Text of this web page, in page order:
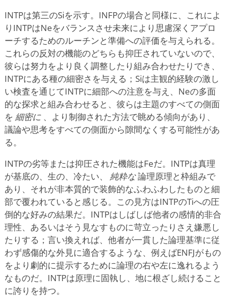
INTPは第三のSiを示す。INFPの場合と同様に、これによ
りINTPはNeをバランスさせ未来により思慮深くアプロ
ーチするためのルーチンと準備への評価を与えられる。
これらの反対の機能のどちらも抑圧されていないので、
彼らは努力をより良く調整したり組み合わせたりでき、
INTPにある種の細密さを与える；Siは主観的経験の激し
い検査を通じてINTPに細部への注意を与え、Neの多面
的な探求と組み合わせると、彼らは主題のすべての側面
を 細密に 、より制御された方法で眺める傾向があり、
議論や思考をすべての側面から隙間なくする可能性があ
る。
INTPの劣等または抑圧された機能はFeだ。INTPは真理
が基底の、生の、冷たい、
純粋な論理原理と枠組みで
あり、それが非本質的で装飾的なふわふわしたものと細
部で覆われていると感じる。この見方はINTPのTiへの圧
倒的な好みの結果だ。INTPはしばしば他者の感情的非合
理性、あるいはそう見なすものに苛立ったりさえ嫌悪し
たりする；言い換えれば、他者が一貫した論理基準に従
わず感傷的な外見に適合するような、例えばENFJがもの
をより劇的に提示するために論理の右や左に逸れるよう
なものだ。INTPは原理に固執し、地に根ざし続けること
に誇りを持つ。